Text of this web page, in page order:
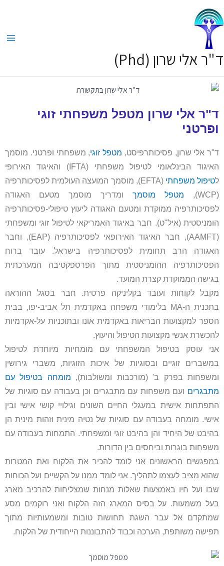
ד"ר אלי שרון (Phd)
ד"ר אלי שרון מטפל משפחתי זוגי
ופרטני
ד"ר אלי שרון, פסיכותרפיסט, מטפל זוגי, משפחתי ופרטני. מוסמך
האיגוד הבינלאומי לטיפול משפחתי (IFTA) והאיגוד האירופי
לטיפול משפחתי
(EFTA), מוסמך המועצה העולמית לפסיכותרפיה
(WCP),
מטפל מוסמך ומדריך מוסמך מטעם האגודה
לפסיכותרפיה ממוקדת ומטעם האגודה ליעוץ טיפולי-פסיכותרפיה
הומניסטית (איל"ט). חבר באיגוד האמריקאי לטיפול זוגי ומשפחתי
(AAMFT), חבר האיגוד האירופאי לפסיכותרפיה (EAP), וחבר
האגודה הרב תחומית לפסיכותרפיה בישראל. עובד ברוח
הפסיכותרפיה ההומניסטית מתוך הפרספקטיבה המערכתית
בגישה הממוקדת קצרת המועד.
מקבל לקוחות ועובד בקליניקה פרטית. חבר בסגל ההוראה
בתכנית ה-MA בלימודי משפחה באקדמית תל אביב-יפו, בבית
הספר למקצועות הבריאות באקדמית אונו ובתוכניות על-אקדמיות
להכשרת אנשי מקצועות הטיפול והיעוץ.
אני עוסק בטיפול המשפחתי עם מומחיות מיוחדת לטיפול
במשברים זוגיים ובסוגיות של איכות הזוגיות, משברי גירושין
ומשפחות בפרק ב' (מורכבות ומשולבות), מומחה בטיפול עם
מתבגרים ועם משפחות עם מתבגרים וכן בעבודה עם סוגיות של
התפתחות אישית במעגלי החיים השונים וגילויי קושי אישי ובין
אישי. מומחה בעבודה עם סוגיות של נטיה מינית וזהות מינית הן
בהיבט של היחיד והן בהיבט זוגי ומשפחתי. התמחות בעבודה עם
משפחות בוגרות וביחסים בין הדורות.
במפגשים הראשונים אני לומד להכיר את הלקוח ואת המטרות
שהוא מציב לעצמו לתהליך. אני לומד ממנו על הקשיים ועל הכוחות
שבו ועל חיו באמצעות שאלות מנחות שמצליחות להרכיב מארג
בעל משמעות. על בסיס המארג הזה הלקוח ואני רוקמים מסע
שמתקדם אל עבר השגת תחושות טובות ומשמעותיות מתוך
תפישה משותפת, הערכה וכבוד להתבוננות הייחודית של הלקוח.